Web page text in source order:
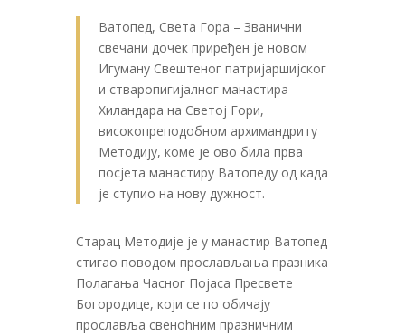
Ватопед, Света Гора – Званични
свечани дочек приређен је новом
Игуману Свештеног патријаршијског
и стваропигијалног манастира
Хиландара на Светој Гори,
високопреподобном архимандриту
Методију, коме је ово била прва
посјета манастиру Ватопеду од када
је ступио на нову дужност.
Старац Методије је у манастир Ватопед
стигао поводом прослављања празника
Полагања Часног Појаса Пресвете
Богородице, који се по обичају
прославља свеноћним празничним